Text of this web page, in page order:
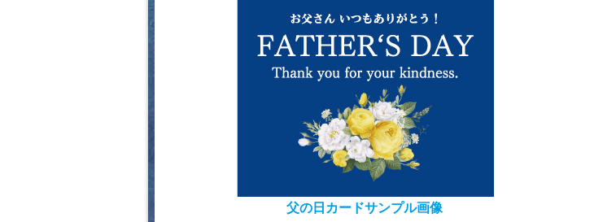
父の日カードサンプル画像